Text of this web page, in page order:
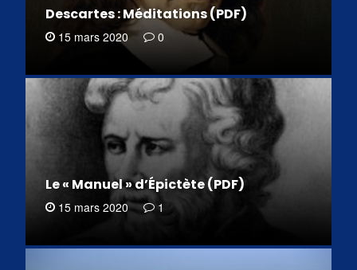
Descartes : Méditations (PDF)
15 mars 2020 0
Le « Manuel » d’Épictète (PDF)
15 mars 2020 1